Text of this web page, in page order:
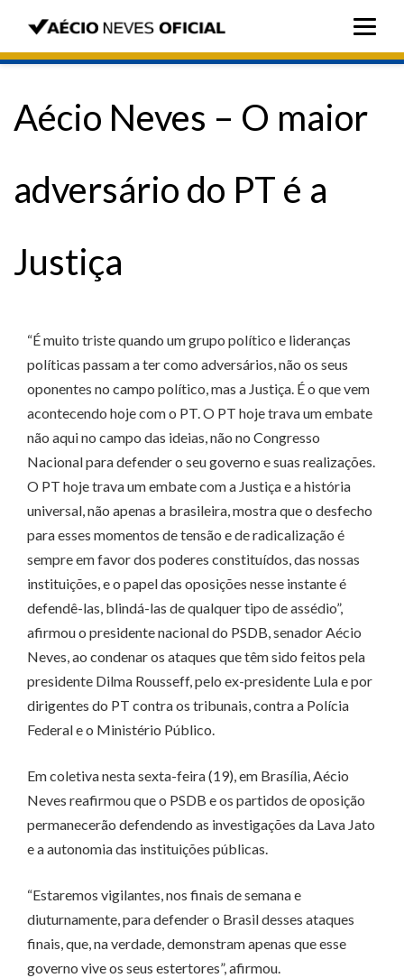
Aécio Neves – O maior
adversário do PT é a
Justiça
“É muito triste quando um grupo político e lideranças
políticas passam a ter como adversários, não os seus
oponentes no campo político, mas a Justiça. É o que vem
acontecendo hoje com o PT. O PT hoje trava um embate
não aqui no campo das ideias, não no Congresso
Nacional para defender o seu governo e suas realizações.
O PT hoje trava um embate com a Justiça e a história
universal, não apenas a brasileira, mostra que o desfecho
para esses momentos de tensão e de radicalização é
sempre em favor dos poderes constituídos, das nossas
instituições, e o papel das oposições nesse instante é
defendê-las, blindá-las de qualquer tipo de assédio”,
afirmou o presidente nacional do PSDB, senador Aécio
Neves, ao condenar os ataques que têm sido feitos pela
presidente Dilma Rousseff, pelo ex-presidente Lula e por
dirigentes do PT contra os tribunais, contra a Polícia
Federal e o Ministério Público.
Em coletiva nesta sexta-feira (19), em Brasília, Aécio
Neves reafirmou que o PSDB e os partidos de oposição
permanecerão defendendo as investigações da Lava Jato
e a autonomia das instituições públicas.
“Estaremos vigilantes, nos finais de semana e
diuturnamente, para defender o Brasil desses ataques
finais, que, na verdade, demonstram apenas que esse
governo vive os seus estertores”, afirmou.